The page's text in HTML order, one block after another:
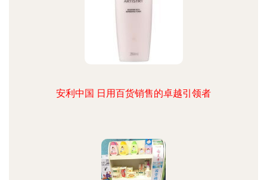
安利中国 日用百货销售的卓越引领者